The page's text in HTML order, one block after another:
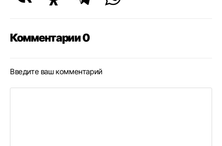
Комментарии 0
Введите ваш комментарий